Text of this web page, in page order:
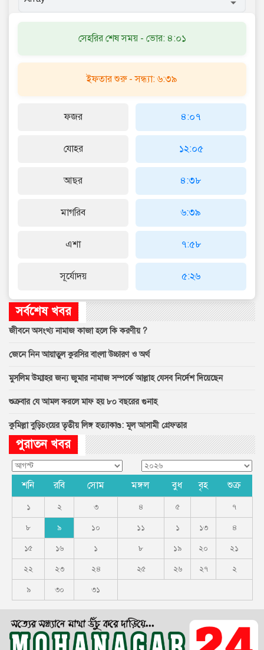
সেহরির শেষ সময় - ভোর: ৪:০১
ইফতার শুরু - সন্ধ্যা: ৬:৩৯
ফজর
যোহর
আছর
মাগরিব
এশা
সূর্যোদয়
৪:০৭
১২:০৫
৪:৩৮
৬:৩৯
৭:৫৮
৫:২৬
সর্বশেষ খবর
জীবনে অসংখ্য নামাজ কাজা হলে কি করণীয় ?
জেনে নিন আয়াতুল কুরসির বাংলা উচ্চারণ ও অর্থ
মুসলিম উম্মাহর জন্য জুমার নামাজ সম্পর্কে আল্লাহ যেসব নির্দেশ দিয়েছেন
শুক্রবার যে আমল করলে মাফ হয় ৮০ বছরের গুনাহ
কুমিল্লা বুড়িচংয়ের তৃতীয় লিঙ্গ হত্যাকাণ্ড: মূল আসামী গ্রেফতার
পুরাতন খবর
শনি রবি সোম মঙ্গল বুধ বৃহ শুক্র
১ ২ ৩ ৪ ৫ ৭
৮ ৯ ১০ ১১ ১ ১৩ ৪
১৫ ১৬ ১ ৮ ১৯ ২০ ২১
২২ ২৩ ২৪ ২৫ ২৬ ২৭ ২
৯ ৩০ ৩১